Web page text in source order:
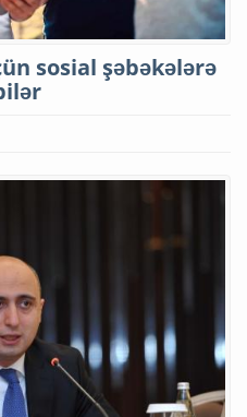
sosial şəbəkələrə